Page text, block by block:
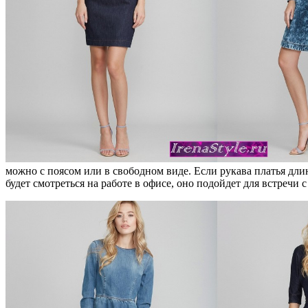
можно с поясом или в свободном виде. Если рукава платья
будет смотреться на работе в офисе, оно подойдет для